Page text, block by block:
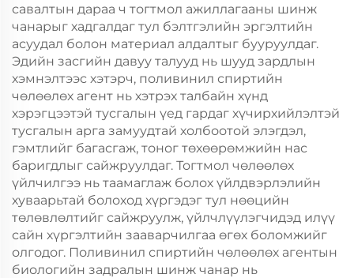
савалтын дараа ч тогтмол ажиллагааны шинж
чанарыг хадгалдаг тул бэлтгэлийн эргэлтийн
асуудал болон материал алдалтыг бууруулдаг.
Эдийн засгийн давуу талууд нь шууд зардлын
хэмнэлтээс хэтэрч, поливинил спиртийн
чөлөөлөх агент нь хэтрэх талбайн хүнд
хэрэгцээтэй тусгалын үед гардаг хүчирхийлэлтэй
тусгалын арга замуудтай холбоотой элэгдэл,
гэмтлийг багасгаж, тоног төхөөрөмжийн нас
баригдлыг сайжруулдаг. Тогтмол чөлөөлөх
үйлчилгээ нь таамаглаж болох үйлдвэрлэлийн
хуваарьтай болоход хүргэдэг тул нөөцийн
төлөвлөлтийг сайжруулж, үйлчлүүлэгчидэд илүү
сайн хүргэлтийн зааварчилгаа өгөх боломжийг
олгодог. Поливинил спиртийн чөлөөлөх агентын
биологийн задралын шинж чанар нь